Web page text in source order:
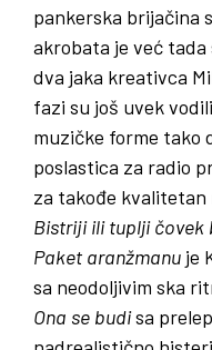
pankerska brijačina
akrobata je već
dva jaka kreativca
fazi su još uvek
muzičke forme tako
poslastica za radio
za takođe kvalitetan
Bistriji ili tuplji čovek
Paket aranžmanu je
sa neodoljivim ska
Ona se budisa